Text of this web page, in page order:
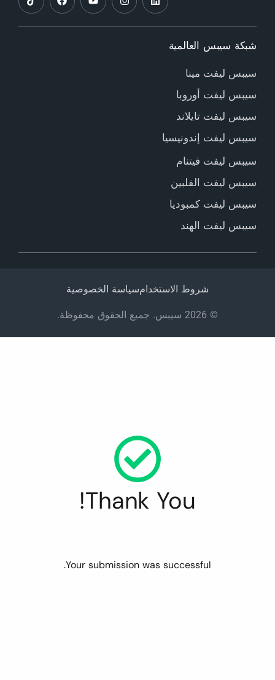
شبكة سيبس العالمية
سيبس ليفت مينا
سيبس ليفت أوروبا
سيبس ليفت تايلاند
سيبس ليفت إندونيسيا
سيبس ليفت فيتنام
سيبس ليفت الفلبين
سيبس ليفت كمبوديا
سيبس ليفت الهند
شروط الاستخدامسياسة الخصوصية
© 2026 سيبس. جميع الحقوق محفوظة.
Thank You!
Your submission was successful.